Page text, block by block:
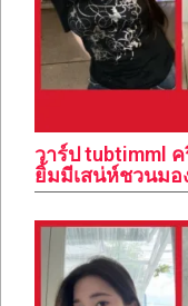
วาร์ป tubtimml
ยิ้มมีเสน่ห์ชวนมอ